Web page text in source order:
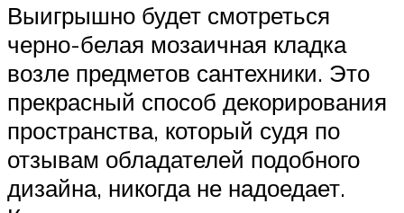
Выигрышно будет смотреться
черно-белая мозаичная кладка
возле предметов сантехники. Это
прекрасный способ декорирования
пространства, который судя по
отзывам обладателей подобного
дизайна, никогда не надоедает.